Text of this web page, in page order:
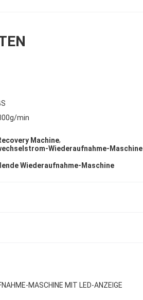
min
Machine,
Wiederaufnahme-Maschine
Wiederaufnahme-Maschine
MASCHINE MIT LED-ANZEIGE